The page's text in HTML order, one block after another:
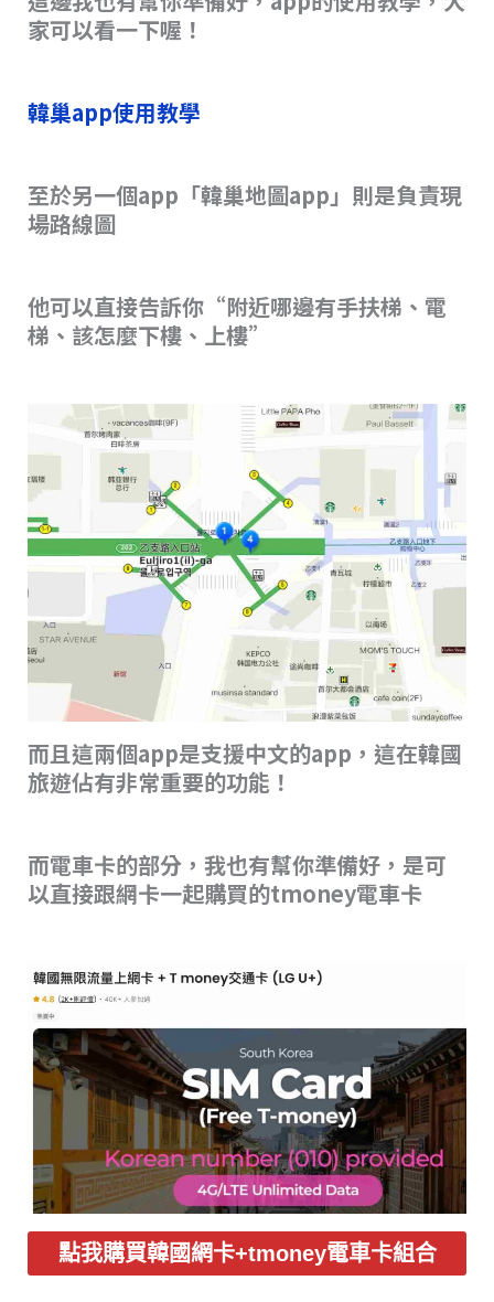
家可以看一下喔！
韓巢app使用教學
至於另一個app「韓巢地圖app」則是負責現
場路線圖
他可以直接告訴你“附近哪邊有手扶梯、電
梯、該怎麼下樓、上樓”
而且這兩個app是支援中文的app，這在韓國
旅遊佔有非常重要的功能！
而電車卡的部分，我也有幫你準備好，是可
以直接跟網卡一起購買的tmoney電車卡
點我購買韓國網卡+tmoney電車卡組合